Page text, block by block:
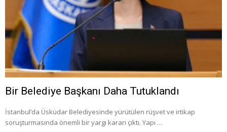
Bir Belediye Başkanı Daha Tutuklandı
İstanbul’da Üsküdar Belediyesinde yürütülen rüşvet ve irtikap
soruşturmasında önemli bir yargı kararı çıktı. Yapı …